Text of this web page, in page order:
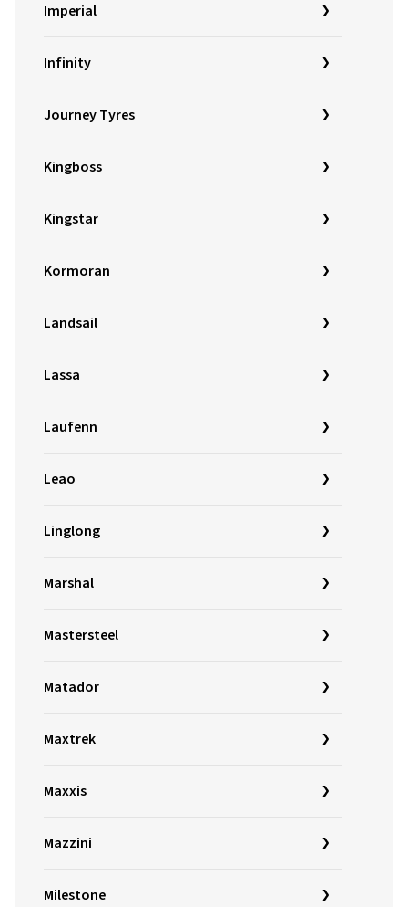
Imperial
Infinity
Journey Tyres
Kingboss
Kingstar
Kormoran
Landsail
Lassa
Laufenn
Leao
Linglong
Marshal
Mastersteel
Matador
Maxtrek
Maxxis
Mazzini
Milestone